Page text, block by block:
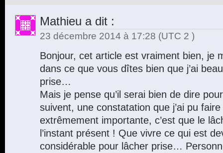
Mathieu a dit :
23 décembre 2014 à 17:28 (UTC 2 )
Bonjour, cet article est vraiment bien, je
dans ce que vous dîtes bien que j’ai
prise…
Mais je pense qu’il serai bien de dire
suivent, une constatation que j’ai pu
extrêmement importante, c’est que le
l’instant présent ! Que vivre ce qui est
considérable pour lâcher prise…